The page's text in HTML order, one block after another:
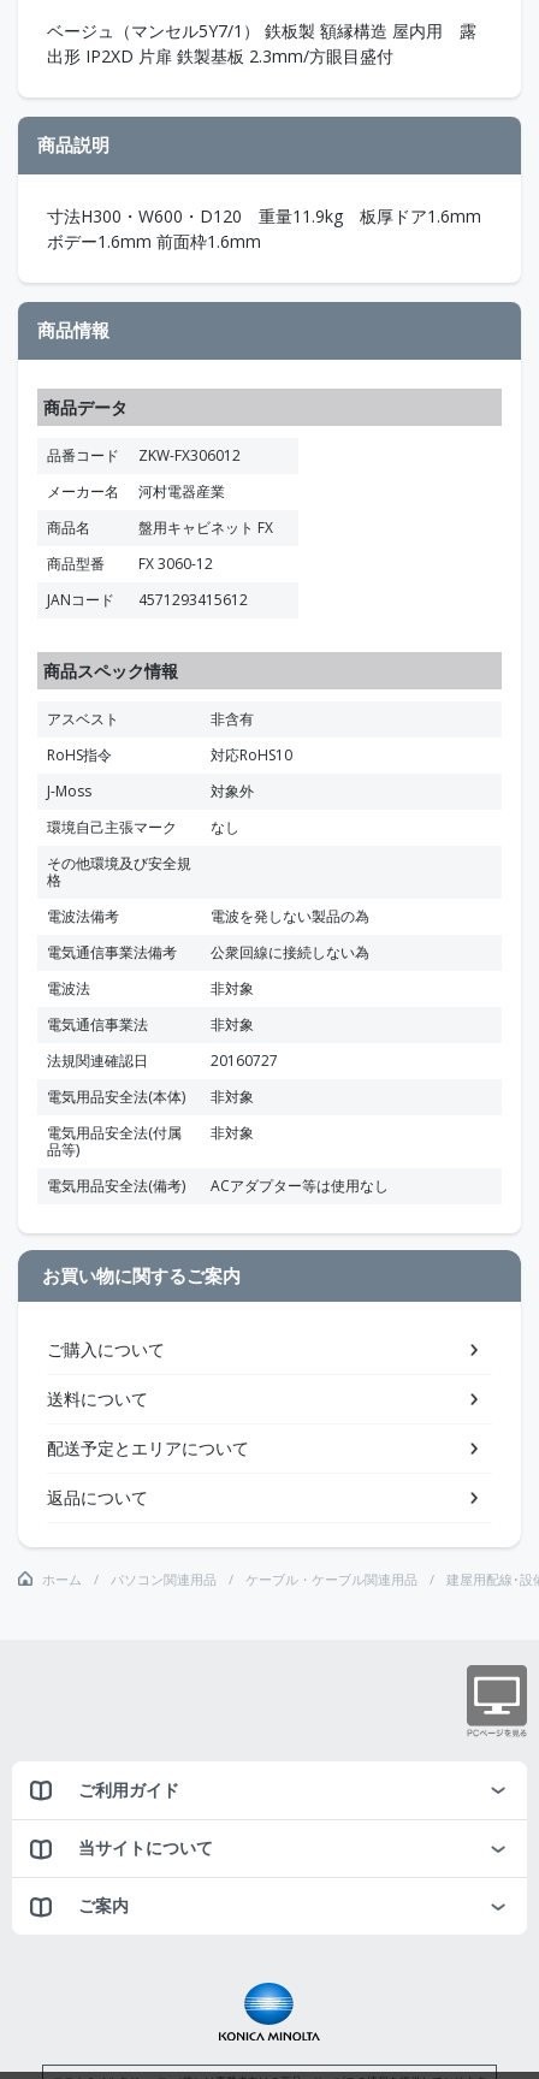
ベージュ（マンセル5Y7/1） 鉄板製 額縁構造 屋内用 露
出形 IP2XD 片扉 鉄製基板 2.3mm/方眼目盛付
商品説明
寸法H300・W600・D120 重量11.9kg 板厚ドア1.6mm
ボデー1.6mm 前面枠1.6mm
商品情報
商品データ
品番コード
ZKW-FX306012
メーカー名
河村電器産業
商品名
盤用キャビネット FX
商品型番
FX 3060-12
JANコード
4571293415612
商品スペック情報
アスベスト
非含有
RoHS指令
対応RoHS10
J-Moss
対象外
環境自己主張マーク
なし
その他環境及び安全規
格
電波法備考
電波を発しない製品の為
電気通信事業法備考
公衆回線に接続しない為
電波法
非対象
電気通信事業法
非対象
法規関連確認日
20160727
電気用品安全法(本体)
非対象
電気用品安全法(付属
品等)
非対象
電気用品安全法(備考) ACアダプター等は使用なし
お買い物に関するご案内
ご購入について
送料について
配送予定とエリアについて
返品について
ホーム パソコン関連用品 ケーブル・ケーブル関連用品 建屋用配線･設
ご利用ガイド
当サイトについて
ご案内